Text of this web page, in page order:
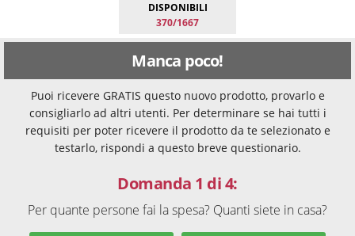
DISPONIBILI
370/1667
Manca poco!
Puoi ricevere GRATIS questo nuovo prodotto, provarlo e
consigliarlo ad altri utenti. Per determinare se hai tutti i
requisiti per poter ricevere il prodotto da te selezionato e
testarlo, rispondi a questo breve questionario.
Domanda 1 di 4:
Per quante persone fai la spesa? Quanti siete in casa?